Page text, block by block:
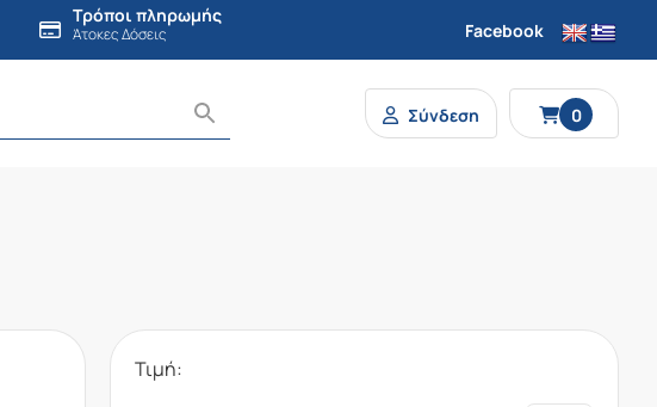
Τρόποι πληρωμής
Άτοκες Δόσεις Facebook
Σύνδεση 0
Τιμή: